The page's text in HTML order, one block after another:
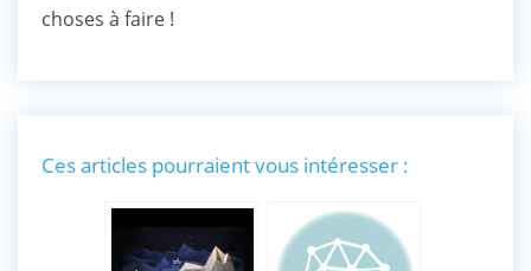
choses à faire !
Ces articles pourraient vous intéresser :